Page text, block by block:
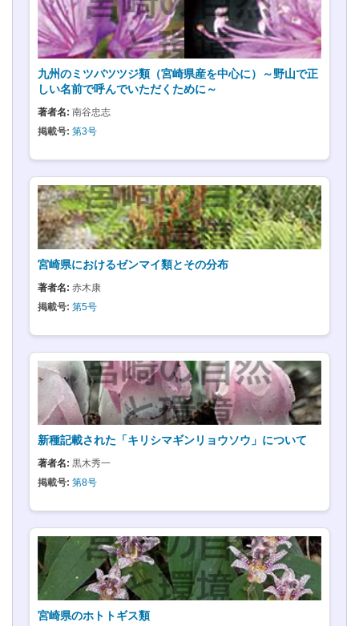
九州のミツバツツジ類（宮崎県産を中心に）～野山で正
しい名前で呼んでいただくために～
著者名: 南谷忠志
掲載号: 第3号
宮崎県におけるゼンマイ類とその分布
著者名: 赤木康
掲載号: 第5号
新種記載された「キリシマギンリョウソウ」について
著者名: 黒木秀一
掲載号: 第8号
宮崎県のホトトギス類